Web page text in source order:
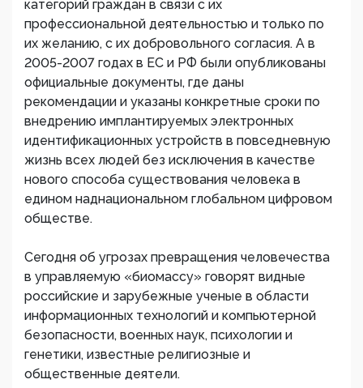
категорий граждан в связи с их
профессиональной деятельностью и только по
их желанию, с их добровольного согласия. А в
2005-2007 годах в ЕС и РФ были опубликованы
официальные документы, где даны
рекомендации и указаны конкретные сроки по
внедрению имплантируемых электронных
идентификационных устройств в повседневную
жизнь всех людей без исключения в качестве
нового способа существования человека в
едином наднациональном глобальном цифровом
обществе.
Сегодня об угрозах превращения человечества
в управляемую «биомассу» говорят видные
российские и зарубежные ученые в области
информационных технологий и компьютерной
безопасности, военных наук, психологии и
генетики, известные религиозные и
общественные деятели.